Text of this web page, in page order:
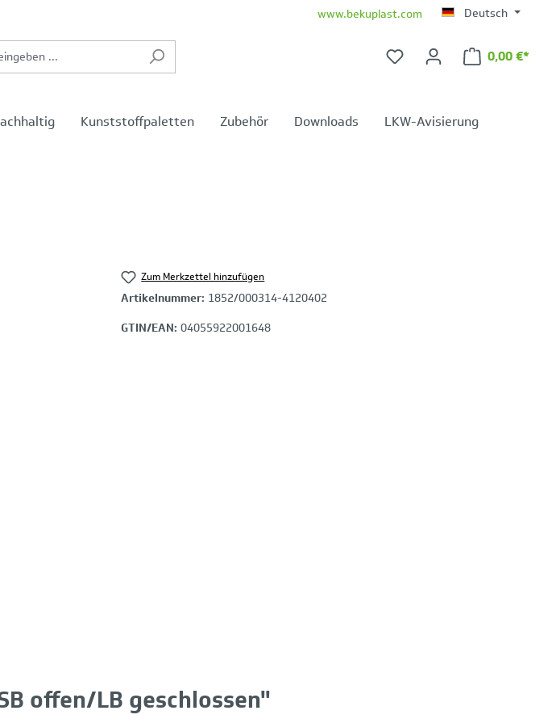
www.bekuplast.com Deutsch
0,00 €*
Kunststoffpaletten Zubehör Downloads LKW-Avisierung
Zum Merkzettel hinzufügen
Artikelnummer: 1852/000314-4120402
GTIN/EAN: 04055922001648
offen/LB geschlossen"